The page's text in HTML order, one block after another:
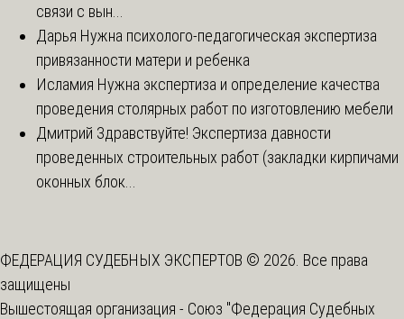
связи с вын...
Дарья Нужна психолого-педагогическая экспертиза
привязанности матери и ребенка
Исламия Нужна экспертиза и определение качества
проведения столярных работ по изготовлению мебели
Дмитрий Здравствуйте! Экспертиза давности
проведенных строительных работ (закладки кирпичами
оконных блок...
ФЕДЕРАЦИЯ СУДЕБНЫХ ЭКСПЕРТОВ © 2026. Все права
защищены
Вышестоящая организация - Союз "Федерация Судебных